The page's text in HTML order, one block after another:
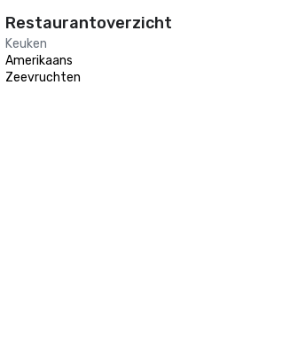
Restaurantoverzicht
Keuken
Amerikaans
Zeevruchten